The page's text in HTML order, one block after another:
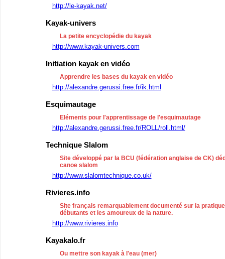
http://le-kayak.net/
Kayak-univers
La petite encyclopédie du kayak
http://www.kayak-univers.com
Initiation kayak en vidéo
Apprendre les bases du kayak en vidéo
http://alexandre.gerussi.free.fr/ik.html
Esquimautage
Eléments pour l'apprentissage de l'esquimautage
http://alexandre.gerussi.free.fr/ROLL/roll.html/
Technique Slalom
Site développé par la BCU (fédération anglaise de CK)
canoe slalom
http://www.slalomtechnique.co.uk/
Rivieres.info
Site français remarquablement documenté sur la
débutants et les amoureux de la nature.
http://www.rivieres.info
Kayakalo.fr
Ou mettre son kayak à l'eau (mer)